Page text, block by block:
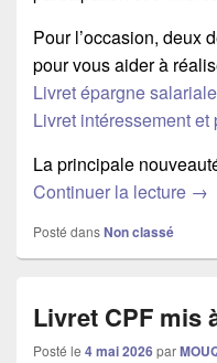
Pour l’occasion, deux
pour vous aider à
Livret épargne salariale
Livret intéressement et
La principale
Continuer la lecture →
Posté dansNon classé
Livret CPF mis
Posté le 4 mai 2026par